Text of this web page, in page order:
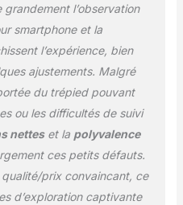
intelligente
pour la
Il suffit de
nos instructions
installer
des
d'entrer le nom
corps céleste que
souhaitez observer
suivre la flèche
grandement l’observation
smartphone et la
l’expérience, bien
ajustements. Malgré
du trépied pouvant
ou les difficultés de suivi
netteset la polyvalence
ces petits défauts.
prix convaincant, ce
d’exploration captivante